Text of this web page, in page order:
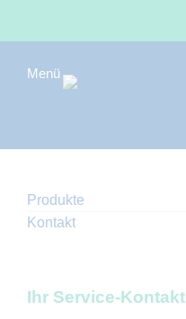
Produkte
Kontakt
Ihr Service-Kontakt